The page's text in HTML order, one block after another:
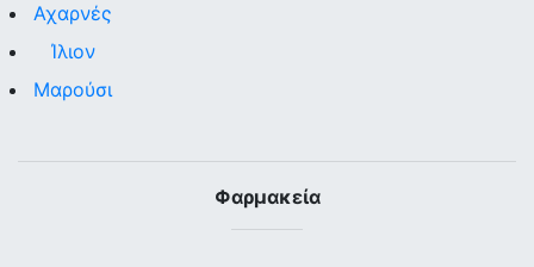
Αχαρνές
Ίλιον
Μαρούσι
Φαρμακεία